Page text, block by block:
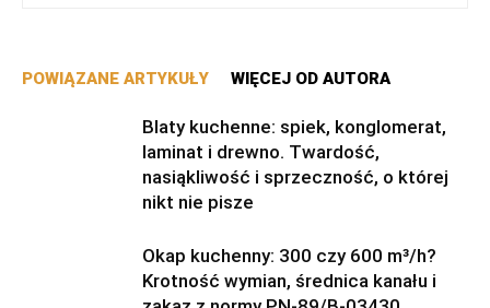
POWIĄZANE ARTYKUŁY WIĘCEJ OD AUTORA
Blaty kuchenne: spiek, konglomerat,
laminat i drewno. Twardość,
nasiąkliwość i sprzeczność, o której
nikt nie pisze
Okap kuchenny: 300 czy 600 m³/h?
Krotność wymian, średnica kanału i